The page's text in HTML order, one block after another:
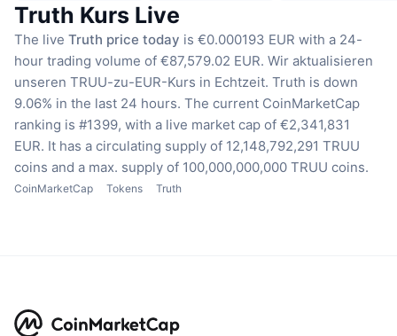
Truth Kurs Live
The live Truth price today is €0.000193 EUR with a 24-
hour trading volume of €87,579.02 EUR. Wir aktualisieren
unseren TRUU-zu-EUR-Kurs in Echtzeit. Truth is down
9.06% in the last 24 hours. The current CoinMarketCap
ranking is #1399, with a live market cap of €2,341,831
EUR. It has a circulating supply of 12,148,792,291 TRUU
coins and a max. supply of 100,000,000,000 TRUU coins.
CoinMarketCap Tokens Truth